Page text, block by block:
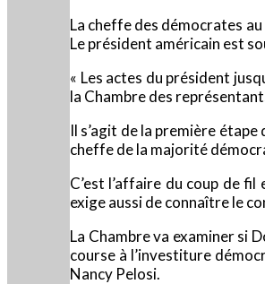
La cheffe des démocrates
Le président américain est
« Les actes du président
la Chambre des
Il s’agit de la première
cheffe de la majorité
C’est l’affaire du coup de
exige aussi de connaître le
La Chambre va examiner si
course à l’investiture
Nancy Pelosi.